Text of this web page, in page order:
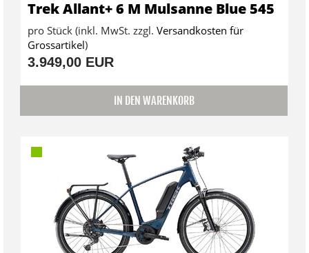
Trek Allant+ 6 M Mulsanne Blue 545
pro Stück (inkl. MwSt. zzgl. Versandkosten für
Grossartikel)
3.949,00 EUR
IN DEN WARENKORB